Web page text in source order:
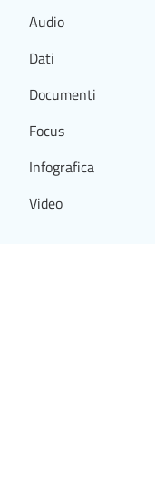
Audio
Dati
Documenti
Focus
Infografica
Video